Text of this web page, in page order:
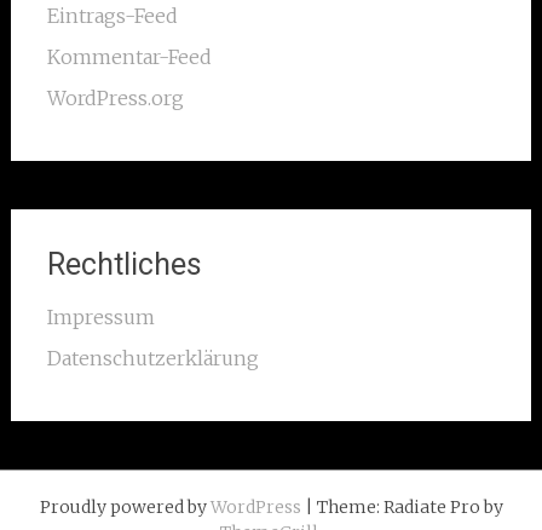
Eintrags-Feed
Kommentar-Feed
WordPress.org
Rechtliches
Impressum
Datenschutzerklärung
Proudly powered byWordPress | Theme: Radiate Pro by